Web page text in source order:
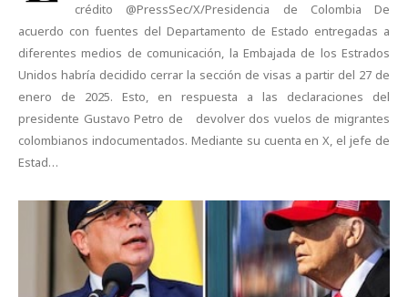
crédito @PressSec/X/Presidencia de Colombia De
acuerdo con fuentes del Departamento de Estado entregadas a
diferentes medios de comunicación, la Embajada de los Estrados
Unidos habría decidido cerrar la sección de visas a partir del 27 de
enero de 2025. Esto, en respuesta a las declaraciones del
presidente Gustavo Petro de devolver dos vuelos de migrantes
colombianos indocumentados. Mediante su cuenta en X, el jefe de
Estad…